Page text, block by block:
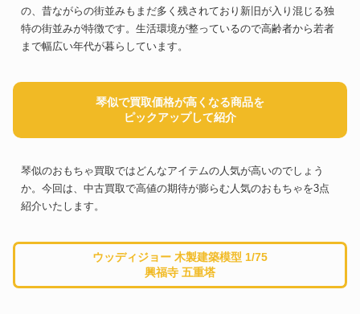
の、昔ながらの街並みもまだ多く残されており新旧が入り混じる独
特の街並みが特徴です。生活環境が整っているので高齢者から若者
まで幅広い年代が暮らしています。
琴似で買取価格が高くなる商品を
ピックアップして紹介
琴似のおもちゃ買取ではどんなアイテムの人気が高いのでしょう
か。今回は、中古買取で高値の期待が膨らむ人気のおもちゃを3点
紹介いたします。
ウッディジョー 木製建築模型 1/75
興福寺 五重塔